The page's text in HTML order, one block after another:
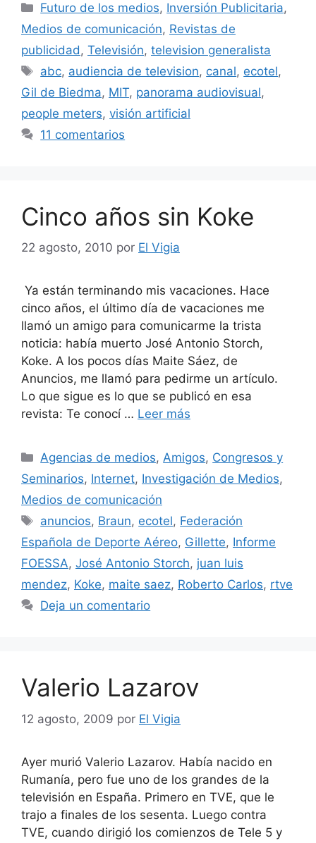
Categorías
Futuro de los medios, Inversión Publicitaria,
Medios de comunicación, Revistas de
publicidad , Televisión, television generalista
Etiquetas
abc, audiencia de television, canal, ecotel,
Gil de Biedma, MIT, panorama audiovisual,
people meters, visión artificial
11 comentarios
Cinco años sin Koke
22 agosto, 2010 por El Vigia
Ya están terminando mis vacaciones. Hace
cinco años, el último día de vacaciones me
llamó un amigo para comunicarme la trista
noticia: había muerto José Antonio Storch,
Koke. A los pocos días Maite Sáez, de
Anuncios, me llamó para pedirme un artículo.
Lo que sigue es lo que se publicó en esa
revista: Te conocí … Leer más
Categorías
Agencias de medios,Amigos, Congresos y
Seminarios, Internet, Investigación de Medios,
Medios de comunicación
Etiquetas
anuncios, Braun, ecotel, Federación
Española de Deporte Aéreo, Gillette, Informe
FOESSA, José Antonio Storch, juan luis
mendez, Koke, maite saez, Roberto Carlos, rtve
Deja un comentario
Valerio Lazarov
12 agosto, 2009 por El Vigia
Ayer murió Valerio Lazarov. Había nacido en
Rumanía, pero fue uno de los grandes de la
televisión en España. Primero en TVE, que le
trajo a finales de los sesenta. Luego contra
TVE, cuando dirigió los comienzos de Tele 5 y